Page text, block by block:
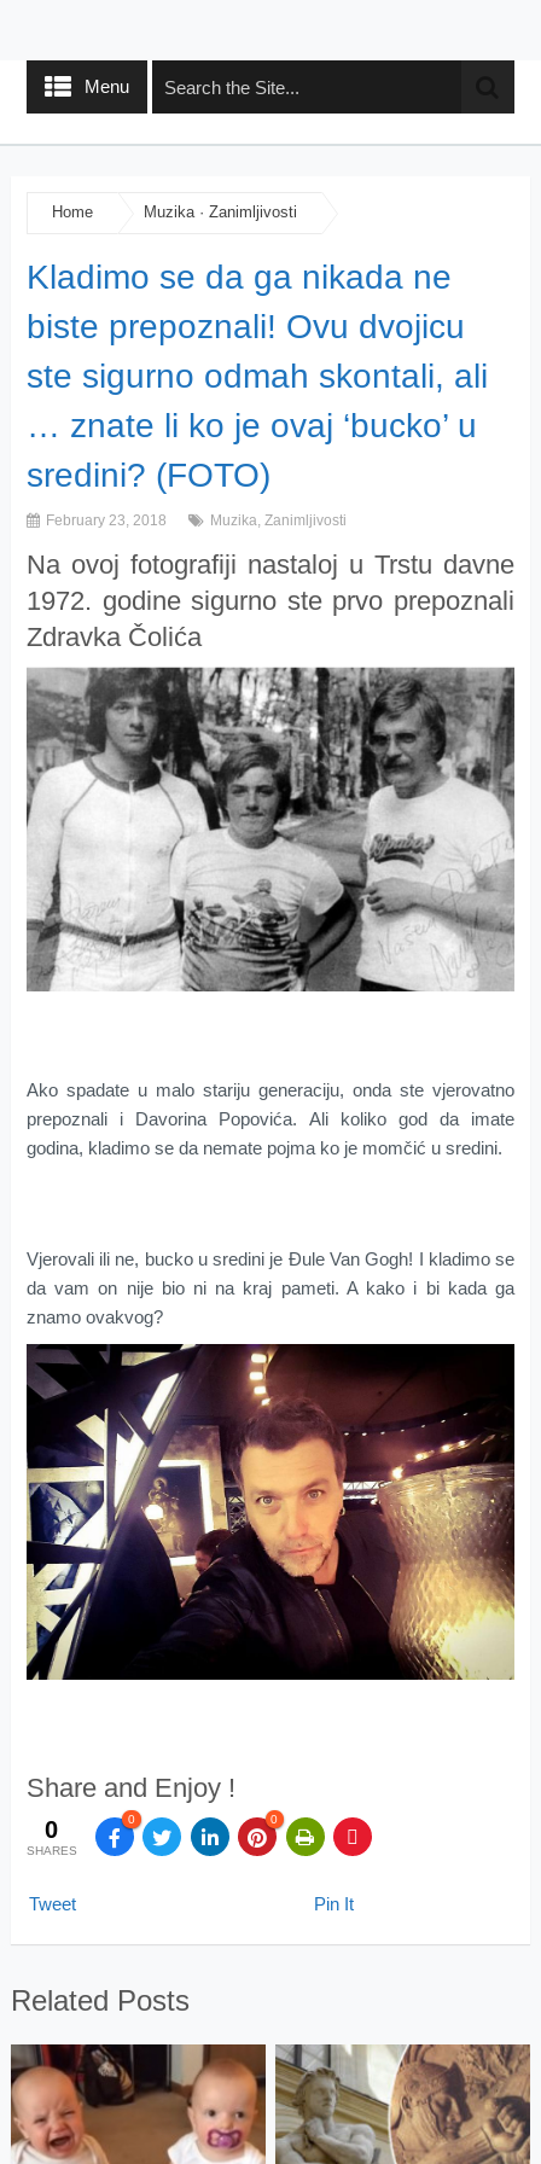
Menu
Home Muzika· Zanimljivosti
Kladimo se da ga nikada ne
biste prepoznali! Ovu dvojicu
ste sigurno odmah skontali, ali
… znate li ko je ovaj ‘bucko’ u
sredini? (FOTO)
February 23, 2018 Muzika, Zanimljivosti
Na ovoj fotografiji nastaloj u Trstu davne
1972. godine sigurno ste prvo prepoznali
Zdravka Čolića
Ako spadate u malo stariju generaciju, onda ste vjerovatno
prepoznali i Davorina Popovića. Ali koliko god da imate
godina, kladimo se da nemate pojma ko je momčić u sredini.
Vjerovali ili ne, bucko u sredini je Đule Van Gogh! I kladimo se
da vam on nije bio ni na kraj pameti. A kako i bi kada ga
znamo ovakvog?
Share and Enjoy !
0
SHARES
0 0
Tweet Pin It
Related Posts